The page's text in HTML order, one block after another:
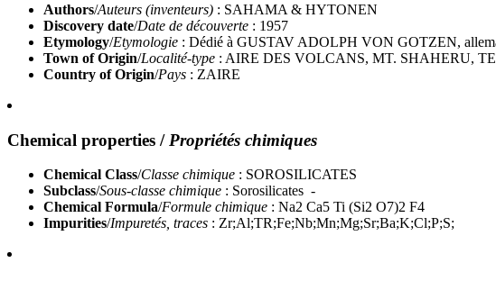
Authors/Auteurs (inventeurs) : SAHAMA & HYTONEN
Discovery date/Date de découverte : 1957
Etymology/Etymologie : Dédié à GUSTAV ADOLPH VON GOTZEN,
Town of Origin/Localité-type : AIRE DES VOLCANS, MT. SHAHERU,
Country of Origin/Pays : ZAIRE
Chemical properties / Propriétés chimiques
Chemical Class/Classe chimique : SOROSILICATES
Subclass/Sous-classe chimique : Sorosilicates -
Chemical Formula/Formule chimique : Na2 Ca5 Ti (Si2 O7)2 F4
Impurities/Impuretés, traces : Zr;Al;TR;Fe;Nb;Mn;Mg;Sr;Ba;K;Cl;P;S;